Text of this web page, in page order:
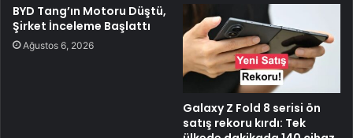
BYD Tang’ın Motoru Düştü,
Şirket İnceleme Başlattı
Ağustos 6, 2026
Galaxy Z Fold 8 serisi ön
satış rekoru kırdı: Tek